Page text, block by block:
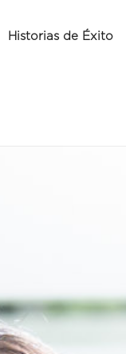
Historias de Éxito